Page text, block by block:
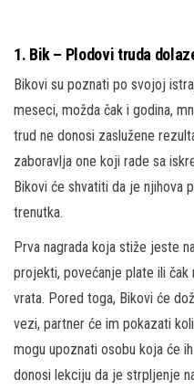
1. Bik – Plodovi truda
Bikovi su poznati po svojoj
meseci, možda čak i godina,
trud ne donosi zaslužene
zaboravlja one koji rade sa
Bikovi će shvatiti da je njihova
trenutka.
Prva nagrada koja stiže jeste
projekti, povećanje plate ili čak
vrata. Pored toga, Bikovi će
vezi, partner će im pokazati
mogu upoznati osobu koja će
donosi lekciju da je strpljenje